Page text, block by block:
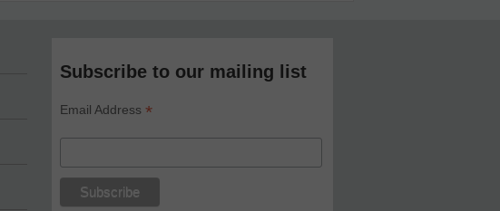
Subscribe to our mailing list
Email Address*